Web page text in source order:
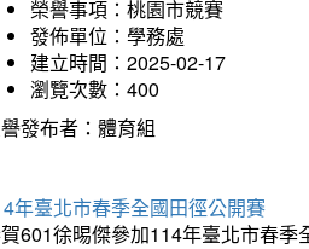
榮譽事項：桃園市競賽
發佈單位：學務處
建立時間：2025-02-17
瀏覽次數：400
發布者：體育組
年臺北市春季全國田徑公開賽
601徐晹傑參加114年臺北市春